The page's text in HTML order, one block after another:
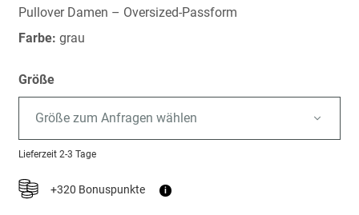
springen
Pullover Damen – Oversized-Passform
Farbe: grau
Größe
Größe zum Anfragen wählen
Lieferzeit 2-3 Tage
+320 Bonuspunkte i